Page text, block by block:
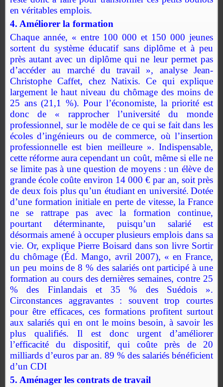
en véritables emplois.
4. Améliorer la formation
Chaque année, « entre 100 000 et 150 000 jeunes
sortent du système éducatif sans diplôme et à peu
près autant avec un diplôme qui ne leur permet pas
d’accéder au marché du travail », analyse Jean-
Christophe Caffet, chez Natixis. Ce qui explique
largement le haut niveau du chômage des moins de
25 ans (21,1 %). Pour l’économiste, la priorité est
donc de « rapprocher l’université du monde
professionnel, sur le modèle de ce qui se fait dans les
écoles d’ingénieurs ou de commerce, où l’insertion
professionnelle est bien meilleure ». Indispensable,
cette réforme aura cependant un coût, même si elle ne
se limite pas à une question de moyens : un élève de
grande école coûte environ 14 000 € par an, soit près
de deux fois plus qu’un étudiant en université. Dotée
d’une formation initiale en perte de vitesse, la France
ne se rattrape pas avec la formation continue,
pourtant déterminante, puisqu’un salarié est
désormais amené à occuper plusieurs emplois dans sa
vie. Or, explique Pierre Boisard dans son livre Sortir
du chômage (Éd. Mango, avril 2007), « en France,
un peu moins de 8 % des salariés ont participé à une
formation au cours des dernières semaines, contre 25
% des Finlandais et 35 % des Suédois ».
Circonstances aggravantes : souvent trop courtes
pour être efficaces, ces formations profitent surtout
aux salariés qui en ont le moins besoin, à savoir les
plus qualifiés. Il est donc urgent d’améliorer
l’efficacité du dispositif, qui coûte près de 20
milliards d’euros par an. 89 % des salariés bénéficient
d’un CDI
5. Aménager les contrats de travail